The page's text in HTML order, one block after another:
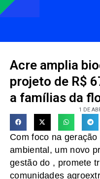
Acre amplia
projeto de R$
a famílias da
1 DE
Com foco na
ambiental, um novo
gestão do , promete
comunidades